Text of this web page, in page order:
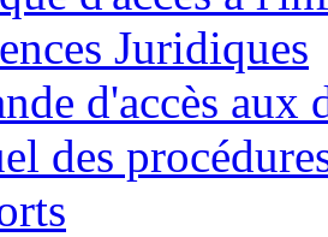
Juridiques
d'accès aux
des